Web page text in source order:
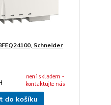
Schneider
není skladem -
kontaktujte nás
do košíku